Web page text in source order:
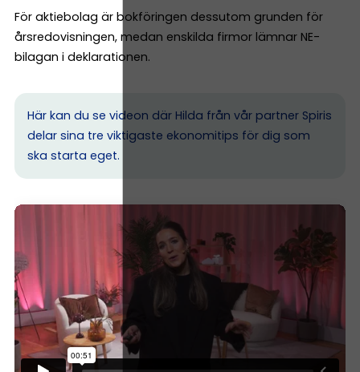
För aktiebolag är bokföringen dessutom grunden för
årsredovisningen, medan enskilda firmor lämnar NE-
bilagan i deklarationen.
Här kan du se videon där Hilda från vår partner Spiris
delar sina tre viktigaste ekonomitips för dig som
ska starta eget.